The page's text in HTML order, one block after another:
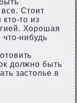
Стоит
то из
Хорошая
что-нибудь
должно быть
застолье в